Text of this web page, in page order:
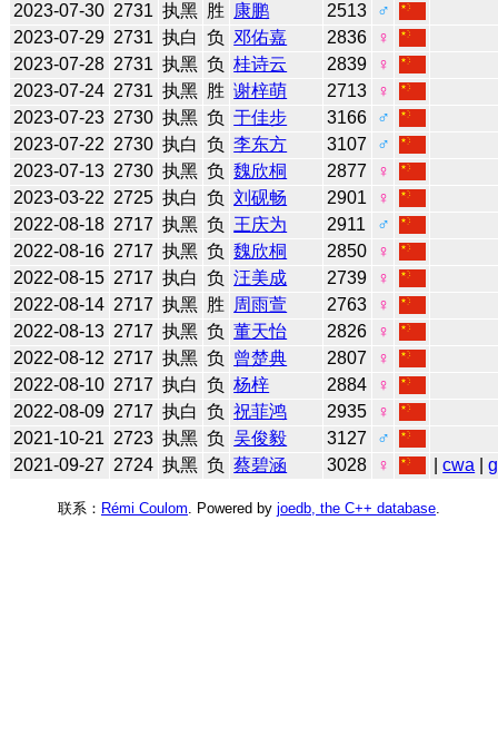
2023-07-30 2731 执黑 胜 康鹏 2513
♂
2023-07-29 2731 执白 负 邓佑嘉 2836
♀
2023-07-28 2731 执黑 负 桂诗云 2839
♀
2023-07-24 2731 执黑 胜 谢梓萌 2713
♀
2023-07-23 2730 执黑 负 于佳步 3166
♂
2023-07-22 2730 执白 负 李东方 3107
♂
2023-07-13 2730 执黑 负 魏欣桐 2877
♀
2023-03-22 2725 执白 负 刘砚畅 2901
♀
2022-08-18 2717 执黑 负 王庆为 2911
♂
2022-08-16 2717 执黑 负 魏欣桐 2850
♀
2022-08-15 2717 执白 负 汪美成 2739
♀
2022-08-14 2717 执黑 胜 周雨萱 2763
♀
2022-08-13 2717 执黑 负 董天怡 2826
♀
2022-08-12 2717 执黑 负 曾楚典 2807
♀
2022-08-10 2717 执白 负 杨梓 2884
♀
2022-08-09 2717 执白 负 祝菲鸿 2935
♀
2021-10-21 2723 执黑 负 吴俊毅 3127
♂
2021-09-27 2724 执黑 负 蔡碧涵 3028 ♀ |cwa |
联系： Rémi Coulom . Powered by joedb, the C++ database